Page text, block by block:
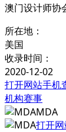
澳门设计师协
所在地：
美国
收录时间：
2020-12-02
打开网站手机
机构赛事
MDA
打开